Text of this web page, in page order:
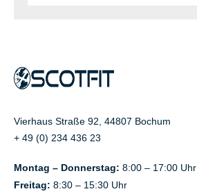
Vierhaus Straße 92, 44807 Bochum
+ 49 (0) 234 436 23
Montag – Donnerstag: 8:00 – 17:00 Uhr
Freitag: 8:30 – 15:30 Uhr